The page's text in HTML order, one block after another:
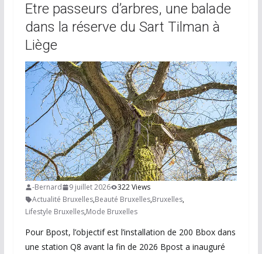
Etre passeurs d’arbres, une balade
dans la réserve du Sart Tilman à
Liège
-Bernard 9 juillet 2026
322 Views
Actualité Bruxelles,Beauté Bruxelles,Bruxelles,
Lifestyle Bruxelles,Mode Bruxelles
Pour Bpost, l’objectif est l’installation de 200 Bbox dans
une station Q8 avant la fin de 2026 Bpost a inauguré